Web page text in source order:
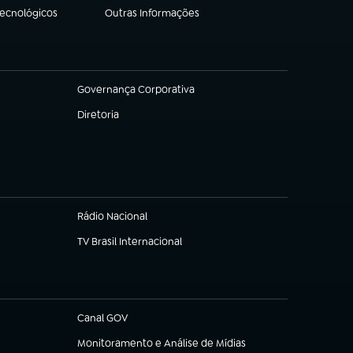
Outras Informações
(abre em nova aba)
Governança Corporativa
(abre em nova aba)
Diretoria
(abre em nova aba)
Rádio Nacional
TV Brasil Internacional
(abre em nova aba)
Canal GOV
(abre em nova aba)
Monitoramento e Análise de Mídias
(abre em nova aba)